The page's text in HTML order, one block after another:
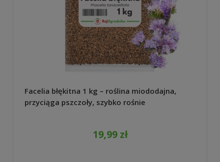
Facelia błękitna 1 kg – roślina miododajna,
przyciąga pszczoły, szybko rośnie
19,99 zł